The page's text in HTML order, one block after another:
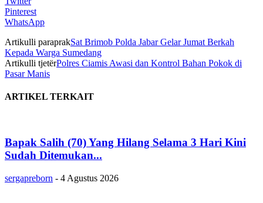
Pinterest
WhatsApp
Artikulli paraprakSat Brimob Polda Jabar Gelar Jumat Berkah
Kepada Warga Sumedang
Artikulli tjetërPolres Ciamis Awasi dan Kontrol Bahan Pokok di
Pasar Manis
ARTIKEL TERKAIT
Bapak Salih (70) Yang Hilang Selama 3 Hari Kini
Sudah Ditemukan...
sergapreborn - 4 Agustus 2026